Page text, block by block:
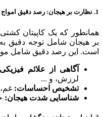
1. نظارت بر هیجان: رصد دقیق امواج احساس
همانطور که یک کاپیتان
بر هیجان شامل توجه دقیق
است. این رصد دقیق شامل
آگاهی از علائم
لرزش، و ...
تشخیص احساسات:
شناسایی شدت هیجان: